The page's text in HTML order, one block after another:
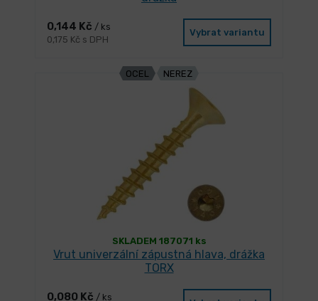
0,144 Kč / ks
0,175 Kč s DPH
Vybrat variantu
OCEL NEREZ
SKLADEM 187071 ks
Vrut univerzální zápustná hlava, drážka
TORX
0,080 Kč / ks